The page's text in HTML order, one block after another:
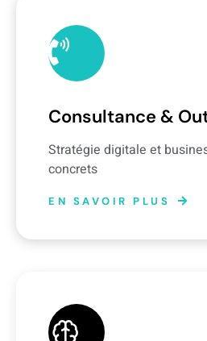
Consultance &
Stratégie digitale et
concrets
EN SAVOIR PLUS